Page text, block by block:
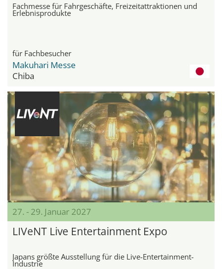
Fachmesse für Fahrgeschäfte, Freizeitattraktionen und
Erlebnisprodukte
für Fachbesucher
Makuhari Messe
Chiba
27. - 29. Januar 2027
LIVeNT Live Entertainment Expo
Japans größte Ausstellung für die Live-Entertainment-
Industrie